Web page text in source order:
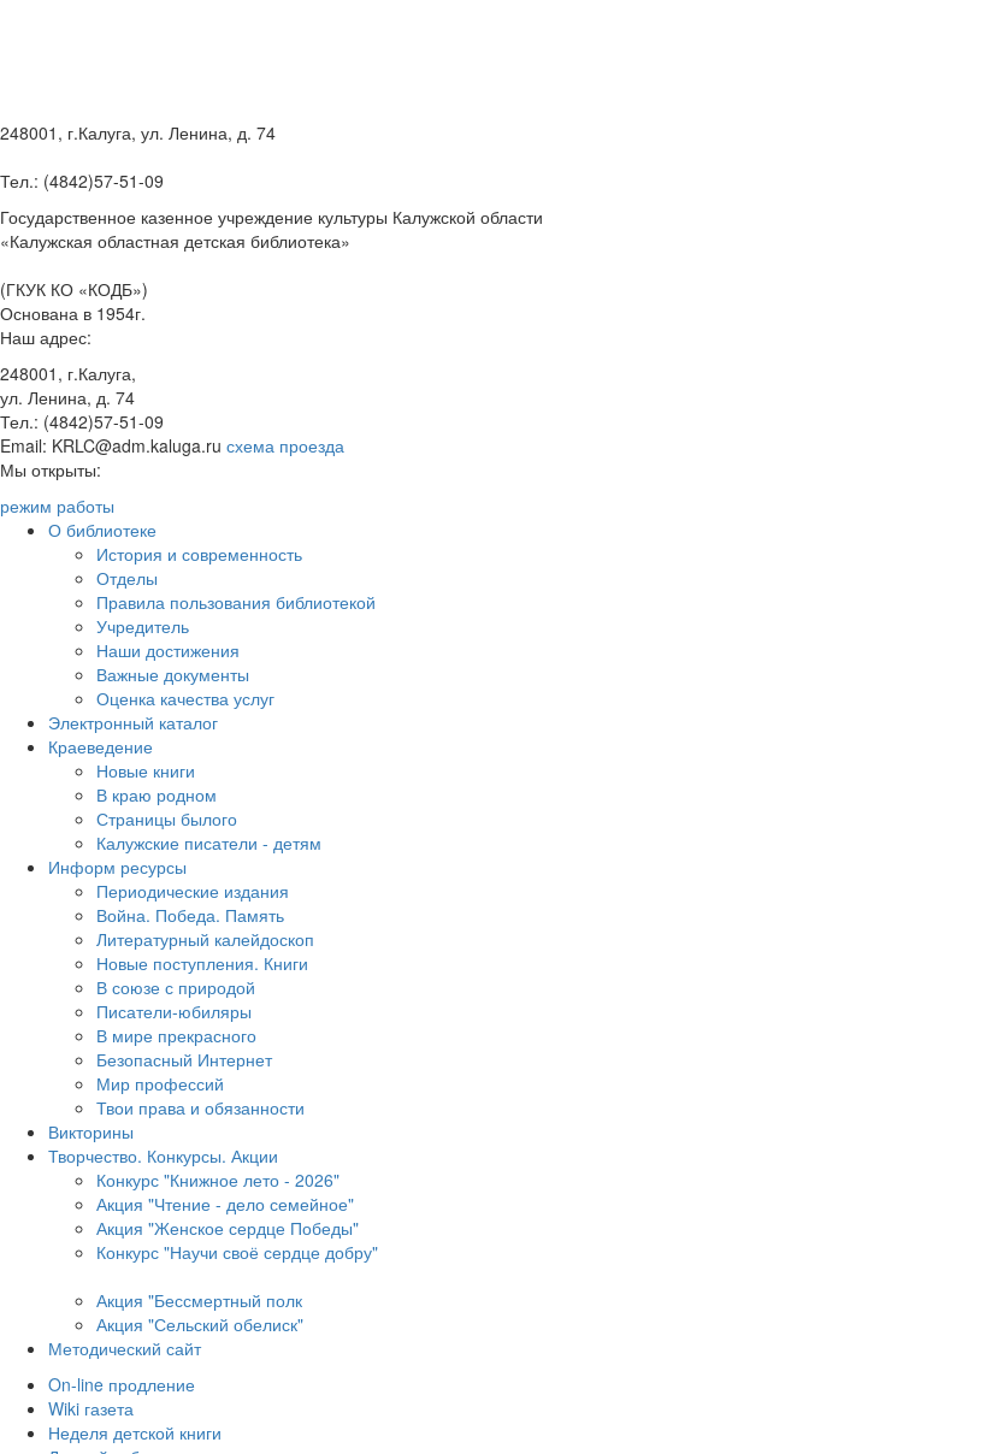
248001, г.Калуга, ул. Ленина, д. 74
Тел.: (4842)57-51-09
Государственное казенное учреждение культуры Калужской области
«Калужская областная детская библиотека»
(ГКУК КО «КОДБ»)
Основана в 1954г.
Наш адрес:
248001, г.Калуга,
ул. Ленина, д. 74
Тел.: (4842)57-51-09
Email: KRLC@adm.kaluga.ru схема проезда
Мы открыты:
режим работы
О библиотеке
История и современность
Отделы
Правила пользования библиотекой
Учредитель
Наши достижения
Важные документы
Оценка качества услуг
Электронный каталог
Краеведение
Новые книги
В краю родном
Страницы былого
Калужские писатели - детям
Информ ресурсы
Периодические издания
Война. Победа. Память
Литературный калейдоскоп
Новые поступления. Книги
В союзе с природой
Писатели-юбиляры
В мире прекрасного
Безопасный Интернет
Мир профессий
Твои права и обязанности
Викторины
Творчество. Конкурсы. Акции
Конкурс "Книжное лето - 2026"
Акция "Чтение - дело семейное"
Акция "Женское сердце Победы"
Конкурс "Научи своё сердце добру"
Акция "Бессмертный полк
Акция "Сельский обелиск"
Методический сайт
On-line продление
Wiki газета
Неделя детской книги